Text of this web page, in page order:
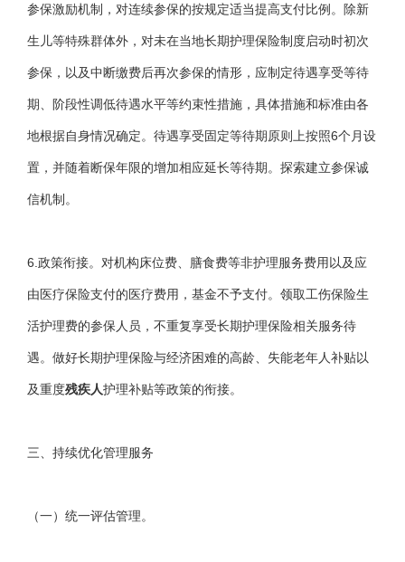
参保激励机制，对连续参保的按规定适当提高支付比例。除新
生儿等特殊群体外，对未在当地长期护理保险制度启动时初次
参保，以及中断缴费后再次参保的情形，应制定待遇享受等待
期、阶段性调低待遇水平等约束性措施，具体措施和标准由各
地根据自身情况确定。待遇享受固定等待期原则上按照6个月设
置，并随着断保年限的增加相应延长等待期。探索建立参保诚
信机制。
6.政策衔接。对机构床位费、膳食费等非护理服务费用以及应
由医疗保险支付的医疗费用，基金不予支付。领取工伤保险生
活护理费的参保人员，不重复享受长期护理保险相关服务待
遇。做好长期护理保险与经济困难的高龄、失能老年人补贴以
及重度残疾人护理补贴等政策的衔接。
三、持续优化管理服务
（一）统一评估管理。